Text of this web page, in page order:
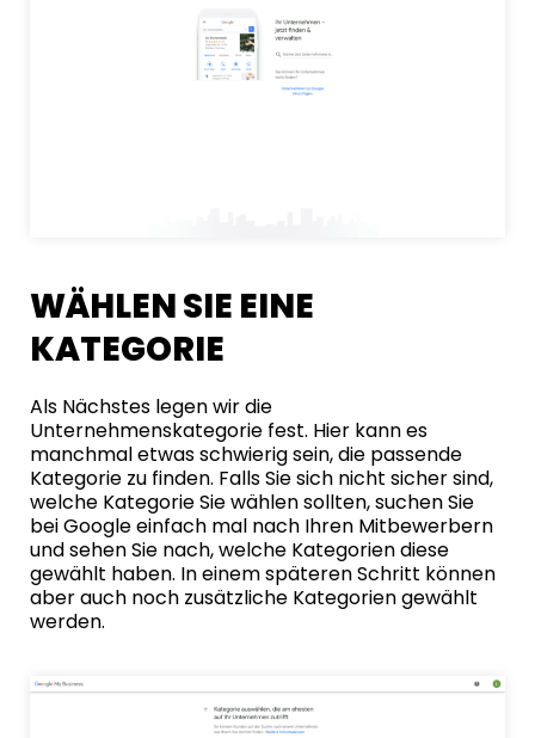
WÄHLEN SIE EINE
KATEGORIE
Als Nächstes legen wir die
Unternehmenskategorie fest. Hier kann es
manchmal etwas schwierig sein, die passende
Kategorie zu finden. Falls Sie sich nicht sicher sind,
welche Kategorie Sie wählen sollten, suchen Sie
bei Google einfach mal nach Ihren Mitbewerbern
und sehen Sie nach, welche Kategorien diese
gewählt haben. In einem späteren Schritt können
aber auch noch zusätzliche Kategorien gewählt
werden.